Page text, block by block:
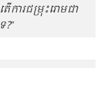
ារជម្រុះ​រោមជា